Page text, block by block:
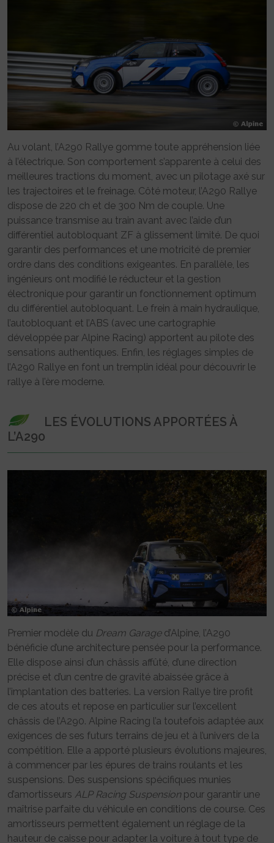
Au volant, l’A290 Rallye gomme toute appréhension liée
à l’électrique. Son comportement s’apparente à celui des
meilleures tractions du moment, avec un pilotage axé sur
les trajectoires et le freinage. Côté moteur, l’A290 Rallye
dispose de 220 ch et de 300 Nm de couple. Une
puissance transmise au train avant avec l’aide d’un
différentiel autobloquant ZF à glissement limité. De quoi
garantir des performances et une motricité de premier
ordre dans des conditions exigeantes. En parallèle, les
ingénieurs ont modifié le réducteur et la gestion
électronique pour garantir un fonctionnement optimum
du différentiel autobloquant. Le frein à main hydraulique,
l’autobloquant et l’ABS (avec une cartographie
développée par Alpine Racing) apportent au pilote des
sensations authentiques. Enfin, les réglages simples de
l’A290 Rallye en font un tremplin idéal pour découvrir le
rallye à l’ère moderne.
LES ÉVOLUTIONS APPORTÉES À
L’A290
Premier modèle du Dream Garaged’Alpine, l’A290
bénéficie d’une architecture pensée pour la performance.
Elle dispose ainsi d’un châssis affûté, d’une direction
précise et d’un centre de gravité abaissée grâce à
l’implantation des batteries. La version Rallye tire profit
de ces atouts et repose en particulier sur l’excellent
châssis de l’A290. Alpine Racing l’a toutefois adaptée aux
exigences de ses futurs terrains de jeu et à l’univers de la
compétition. Elle a apporté plusieurs évolutions majeures,
à commencer par les épures de trains roulants et les
suspensions. Des suspensions spécifiques munies
d’amortisseurs ALP Racing Suspensionpour garantir une
maîtrise parfaite du véhicule en conditions de course. Ces
amortisseurs permettent également un réglage de la
hauteur de caisse pour adapter la voiture à tout type de